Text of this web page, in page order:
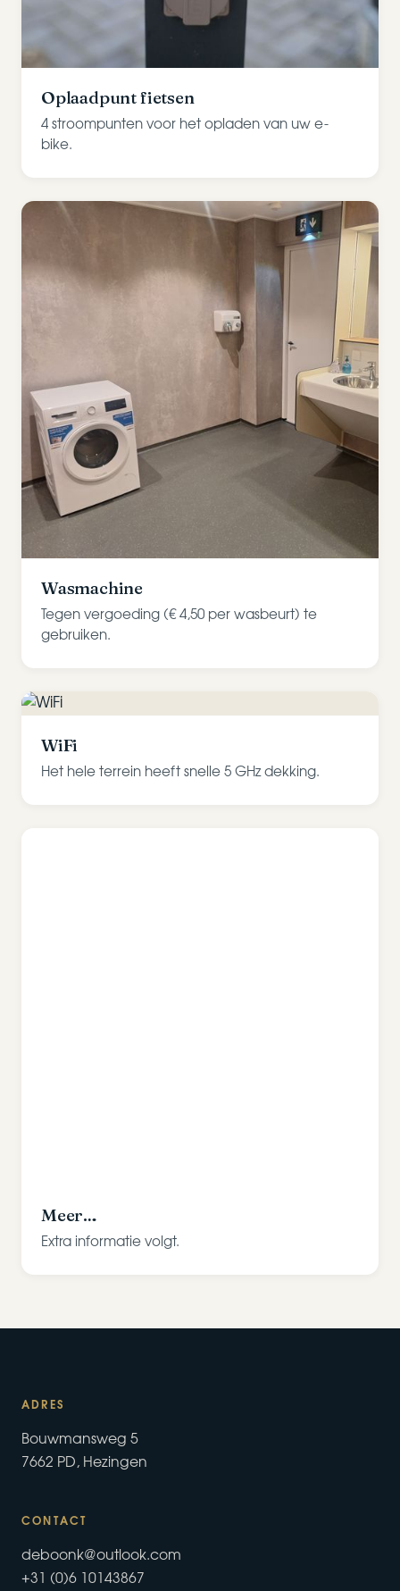
Oplaadpunt fietsen
4 stroompunten voor het opladen van uw e-
bike.
Wasmachine
Tegen vergoeding (€ 4,50 per wasbeurt) te
gebruiken.
WiFi
Het hele terrein heeft snelle 5 GHz dekking.
Meer…
Extra informatie volgt.
ADRES
Bouwmansweg 5
7662 PD, Hezingen
CONTACT
deboonk@outlook.com
+31 (0)6 10143867